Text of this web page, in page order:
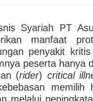
Syariah PT
manfaat
penyakit
peserta hanya
(rider) critical
memilih